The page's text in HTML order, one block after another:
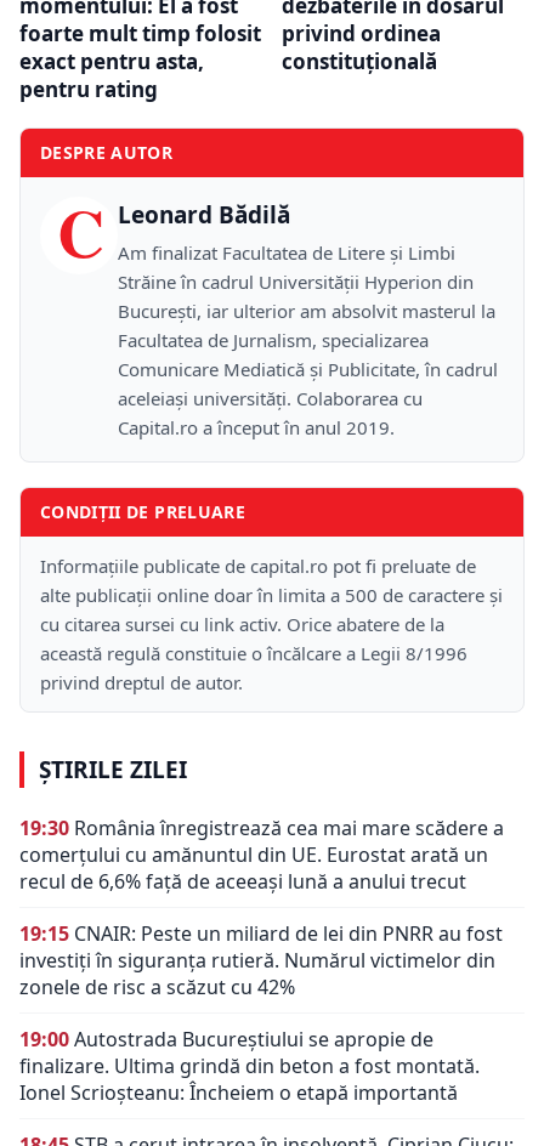
momentului: El a fost
foarte mult timp folosit
exact pentru asta,
pentru rating
dezbaterile în dosarul
privind ordinea
constituțională
DESPRE AUTOR
C Leonard Bădilă
Am finalizat Facultatea de Litere și Limbi
Străine în cadrul Universității Hyperion din
București, iar ulterior am absolvit masterul la
Facultatea de Jurnalism, specializarea
Comunicare Mediatică și Publicitate, în cadrul
aceleiași universități. Colaborarea cu
Capital.ro a început în anul 2019.
CONDIȚII DE PRELUARE
Informațiile publicate de capital.ro pot fi preluate de
alte publicații online doar în limita a 500 de caractere și
cu citarea sursei cu link activ. Orice abatere de la
această regulă constituie o încălcare a Legii 8/1996
privind dreptul de autor.
ȘTIRILE ZILEI
19:30 România înregistrează cea mai mare scădere a
comerțului cu amănuntul din UE. Eurostat arată un
recul de 6,6% față de aceeași lună a anului trecut
19:15 CNAIR: Peste un miliard de lei din PNRR au fost
investiți în siguranța rutieră. Numărul victimelor din
zonele de risc a scăzut cu 42%
19:00Autostrada Bucureștiului se apropie de
finalizare. Ultima grindă din beton a fost montată.
Ionel Scrioșteanu: Încheiem o etapă importantă